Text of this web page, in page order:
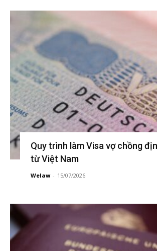
Quy trình làm Visa vợ chồng
từ Việt Nam
Welaw - 15/07/2026